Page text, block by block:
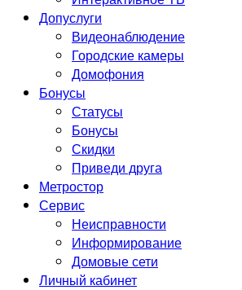
Допуслуги
Видеонаблюдение
Городские камеры
Домофония
Бонусы
Статусы
Бонусы
Скидки
Приведи друга
Метростор
Сервис
Неисправности
Информирование
Домовые сети
Личный кабинет